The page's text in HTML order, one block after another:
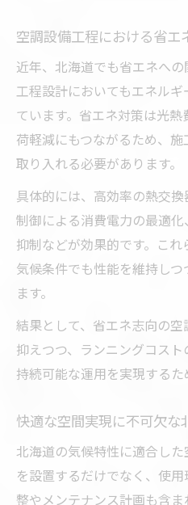
空調設備工程における省エ
近年、北海道でも省エネへ
工程設計においてもエネル
ています。省エネ対策は光
荷軽減にもつながるため、
取り入れる必要があります。
具体的には、高効率の熱交
制御による消費電力の最適
抑制などが効果的です。こ
気候条件でも性能を維持し
ます。
結果として、省エネ志向の
抑えつつ、ランニングコスト
持続可能な運用を実現するた
快適な空間実現に不可欠な
北海道の気候特性に適合し
を設置するだけでなく、使
整やメンテナンス計画も含